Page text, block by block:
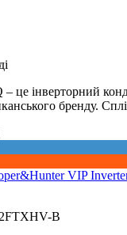
це інверторний
бренду.
B